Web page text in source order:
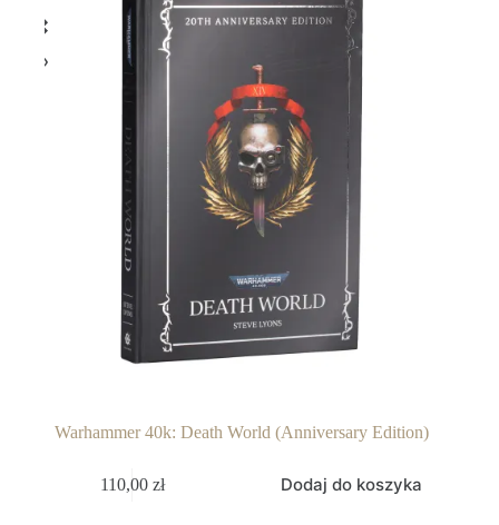
Warhammer 40k: Death World (Anniversary Edition)
110,00 zł Dodaj do koszyka